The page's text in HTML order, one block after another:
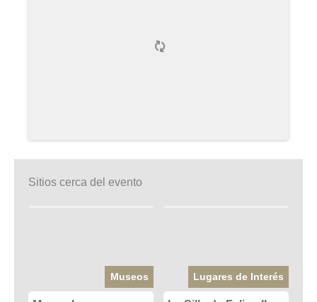
Sitios cerca del evento
Museos Lugares de Interés